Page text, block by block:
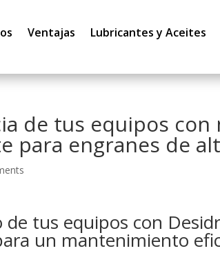
Ventajas Lubricantes y Aceites
de tus equipos
para engranes de
tus equipos con
un mantenimiento